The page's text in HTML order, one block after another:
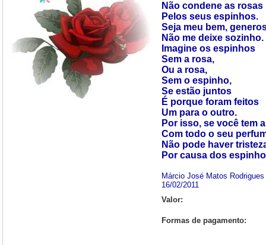
Não condene as rosas
Pelos seus espinhos.
Seja meu bem,
Não me deixe sozinho.
Imagine os espinhos
Sem a rosa,
Ou a rosa,
Sem o espinho,
Se estão juntos
É porque foram feitos
Um para o outro.
Por isso, se você tem
Com todo o seu
Não pode haver
Por causa dos
Márcio José Matos Rodrigues
16/02/2011
Valor:
Formas de pagamento: